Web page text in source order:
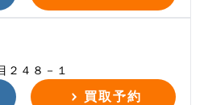
２４８－１
買取予約